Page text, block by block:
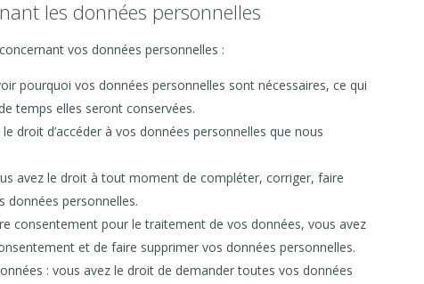
les données personnelles
vos données personnelles :
pourquoi vos données personnelles sont nécessaires, ce qui
temps elles seront conservées.
le droit d’accéder à vos données personnelles que nous
avez le droit à tout moment de compléter, corriger, faire
données personnelles.
consentement pour le traitement de vos données, vous avez
et de faire supprimer vos données personnelles.
: vous avez le droit de demander toutes vos données